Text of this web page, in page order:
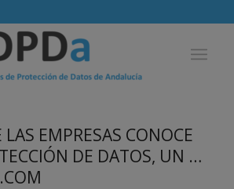
EMPRESAS CONOCE
DE DATOS, UN …